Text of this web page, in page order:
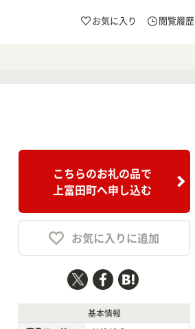
お気に入り 閲覧履歴
こちらのお礼の品で
上富田町へ申し込む
お気に入りに追加
基本情報